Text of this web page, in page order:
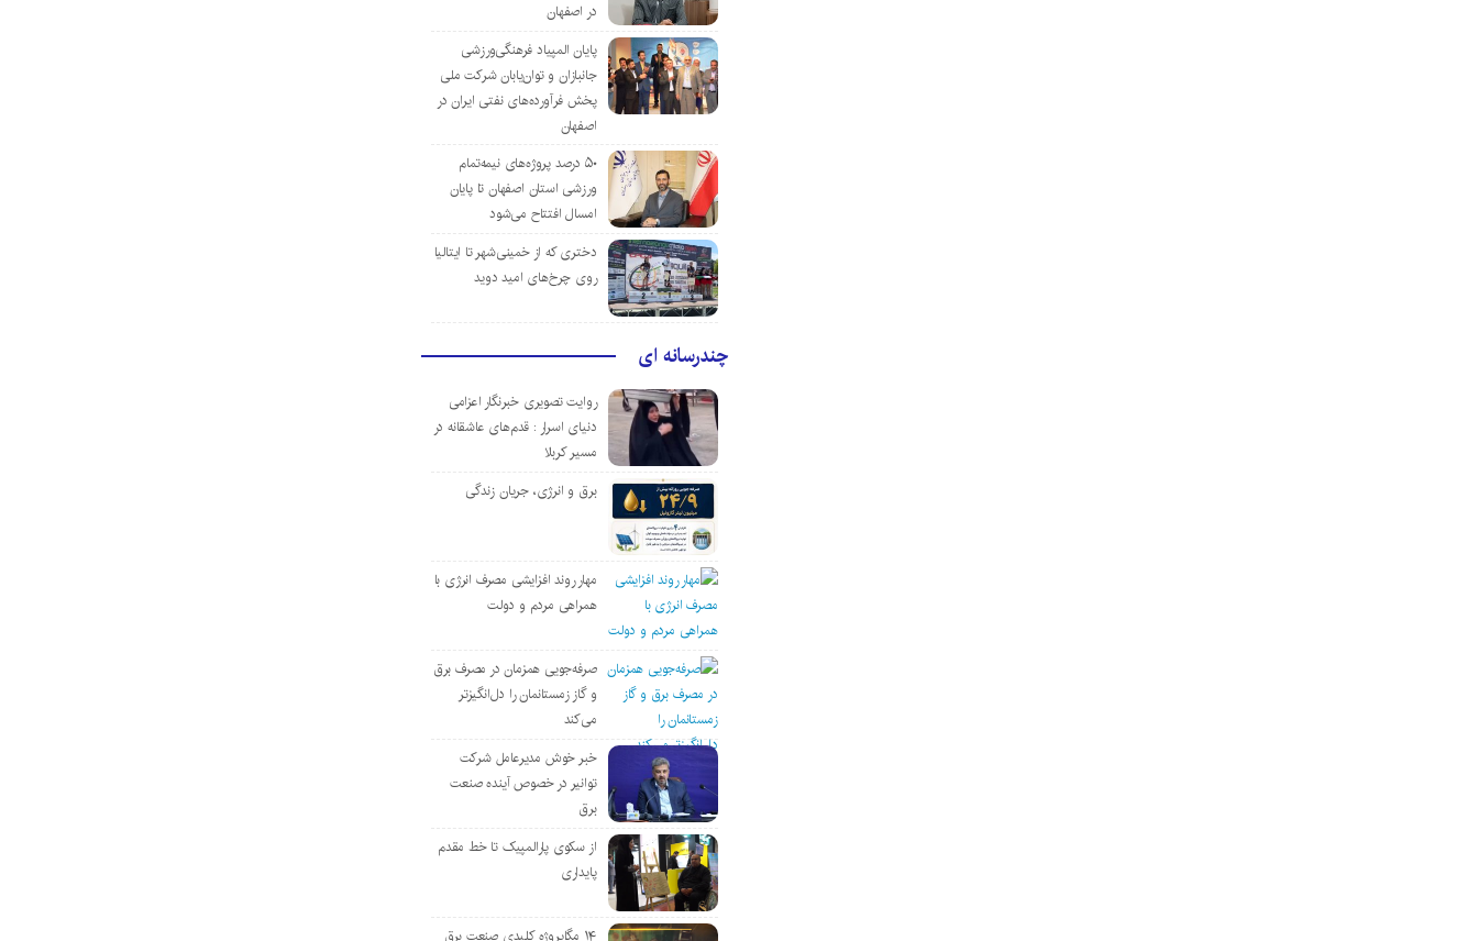
در اصفهان
پایان المپیاد فرهنگی‌ورزشی
جانبازان و توان‌یابان شرکت ملی
پخش فرآورده‌های نفتی ایران در
اصفهان
۵۰ درصد پروژه‌های نیمه‌تمام
ورزشی استان اصفهان تا پایان
امسال افتتاح می‌شود
دختری که از خمینی‌شهر تا ایتالیا
روی چرخ‌های امید دوید
چندرسانه ای
روایت تصویری خبرنگار اعزامی
دنیای اسرار : قدم‌های عاشقانه در
مسیر کربلا
برق و انرژی، جریان زندگی
مهار روند افزایشی مصرف انرژی با
همراهی مردم و دولت
صرفه‌جویی همزمان در مصرف برق
و گاز زمستانمان را دل‌انگیزتر
می‌کند
خبر خوش مدیرعامل شرکت
توانیر در خصوص آینده صنعت
برق
از سکوی پارالمپیک تا خط مقدم
پایداری
۱۴ مگاپروژه‌ کلیدی صنعت برق